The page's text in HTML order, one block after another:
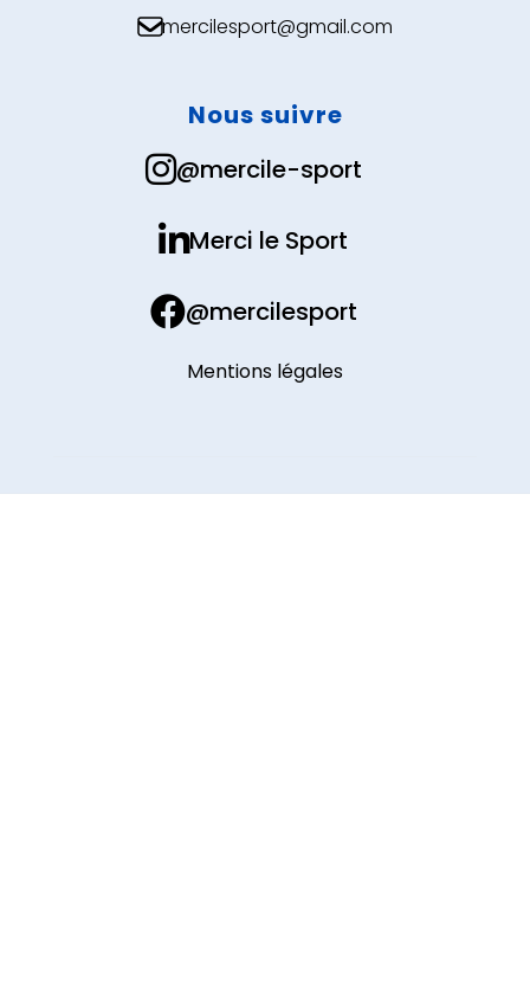
mercilesport@gmail.com
Nous suivre
@mercile-sport
Merci le Sport
@mercilesport
Mentions légales